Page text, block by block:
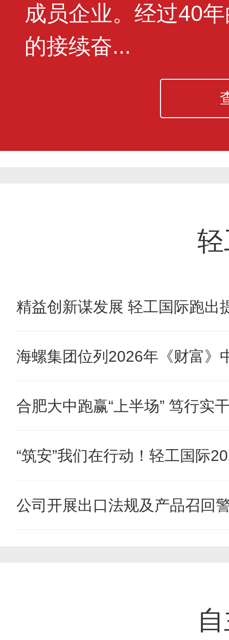
成员企业。经过40
的接续奋...
精益创新谋发展 轻工国际跑出
海螺集团位列2026年《财富》
合肥大中跑赢“上半场” 笃行实
“筑安”我们在行动！轻工国际
公司开展出口法规及产品召回